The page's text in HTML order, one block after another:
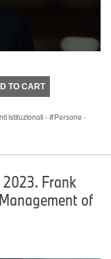
TO CART
istituzionali · Persone ·
2023. Frank
of